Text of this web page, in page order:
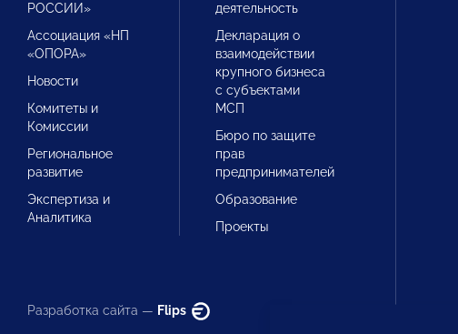
РОССИИ»
Ассоциация «НП
«ОПОРА»
Новости
Комитеты и
Комиссии
Региональное
развитие
Экспертиза и
Аналитика
деятельность
Декларация о
взаимодействии
крупного бизнеса
с субъектами
МСП
Бюро по защите
прав
предпринимателей
Образование
Проекты
Разработка сайта — Flips